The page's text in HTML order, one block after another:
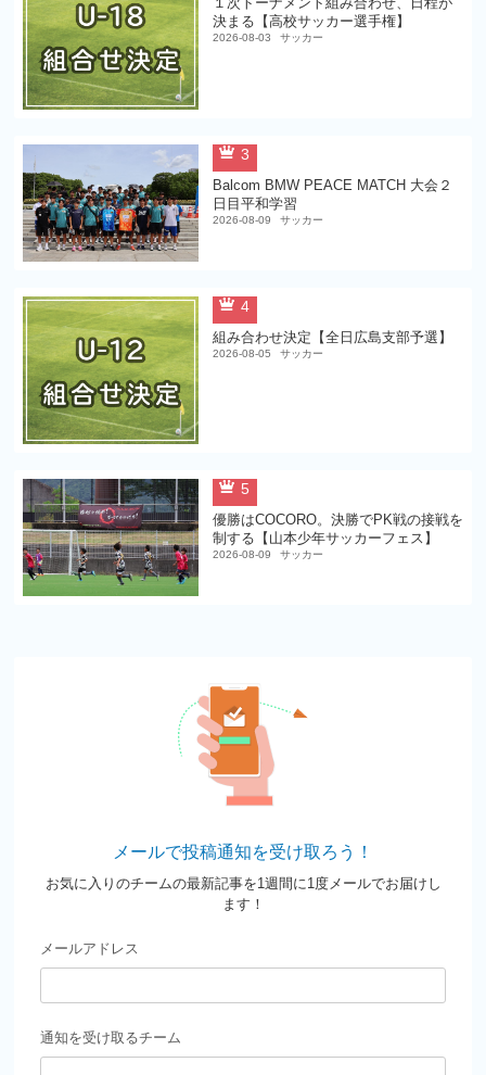
決まる【高校サッカー選手権】
2026-08-03 サッカー
3
Balcom BMW PEACE MATCH 大会２
日目平和学習
2026-08-09 サッカー
4
組み合わせ決定【全日広島支部予選】
2026-08-05 サッカー
5
優勝はCOCORO。決勝でPK戦の接戦を
制する【山本少年サッカーフェス】
2026-08-09 サッカー
メールで投稿通知を受け取ろう！
お気に入りのチームの最新記事を1週間に1度メールでお届けし
ます！
メールアドレス
通知を受け取るチーム